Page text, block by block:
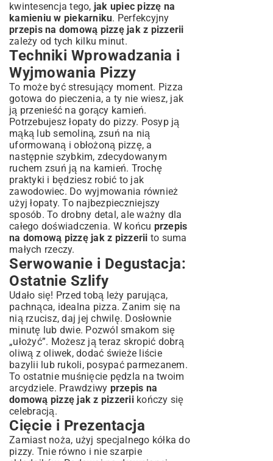
kwintesencja tego, jak upiec pizzę na
kamieniu w piekarniku. Perfekcyjny
przepis na domową pizzę jak z pizzerii
zależy od tych kilku minut.
Techniki Wprowadzania i
Wyjmowania Pizzy
To może być stresujący moment. Pizza
gotowa do pieczenia, a ty nie wiesz, jak
ją przenieść na gorący kamień.
Potrzebujesz łopaty do pizzy. Posyp ją
mąką lub semoliną, zsuń na nią
uformowaną i obłożoną pizzę, a
następnie szybkim, zdecydowanym
ruchem zsuń ją na kamień. Trochę
praktyki i będziesz robić to jak
zawodowiec. Do wyjmowania również
użyj łopaty. To najbezpieczniejszy
sposób. To drobny detal, ale ważny dla
całego doświadczenia. W końcu przepis
na domową pizzę jak z pizzerii to suma
małych rzeczy.
Serwowanie i Degustacja:
Ostatnie Szlify
Udało się! Przed tobą leży parująca,
pachnąca, idealna pizza. Zanim się na
nią rzucisz, daj jej chwilę. Dosłownie
minutę lub dwie. Pozwól smakom się
„ułożyć”. Możesz ją teraz skropić dobrą
oliwą z oliwek, dodać świeże liście
bazylii lub rukoli, posypać parmezanem.
To ostatnie muśnięcie pędzla na twoim
arcydziele. Prawdziwy przepis na
domową pizzę jak z pizzeriikończy się
celebracją.
Cięcie i Prezentacja
Zamiast noża, użyj specjalnego kółka do
pizzy. Tnie równo i nie szarpie